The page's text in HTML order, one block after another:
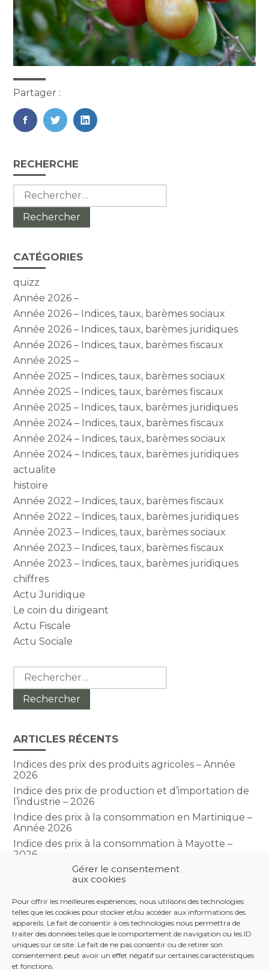
Gérer le consentement
aux cookies
Pour offrir les meilleures expériences, nous utilisons des technologies
telles que les cookies pour stocker et/ou accéder aux informations des
appareils. Le fait de consentir à ces technologies nous permettra de
traiter des données telles que le comportement de navigation ou les ID
uniques sur ce site. Le fait de ne pas consentir ou de retirer son
consentement peut avoir un effet négatif sur certaines caractéristiques
et fonctions.
Partager :
FaceBook
TwitterLinkedIn
Blog
sidebar
RECHERCHE
Rechercher :
CATÉGORIES
quizz
Année 2026 –
Année 2026 – Indices, taux, barèmes sociaux
Année 2026 – Indices, taux, barèmes juridiques
Année 2026 – Indices, taux, barèmes fiscaux
Année 2025 –
Année 2025 – Indices, taux, barèmes sociaux
Année 2025 – Indices, taux, barèmes fiscaux
Année 2025 – Indices, taux, barèmes juridiques
Année 2024 – Indices, taux, barèmes fiscaux
Année 2024 – Indices, taux, barèmes sociaux
Année 2024 – Indices, taux, barèmes juridiques
actualite
histoire
Année 2022 – Indices, taux, barèmes fiscaux
Année 2022 – Indices, taux, barèmes juridiques
Année 2023 – Indices, taux, barèmes sociaux
Année 2023 – Indices, taux, barèmes fiscaux
Année 2023 – Indices, taux, barèmes juridiques
chiffres
Actu Juridique
Le coin du dirigeant
Actu Fiscale
Actu Sociale
Rechercher :
ARTICLES RÉCENTS
Indices des prix des produits agricoles – Année
2026
Indice des prix de production et d’importation de
l’industrie – 2026
Indice des prix à la consommation en Martinique –
Année 2026
Indice des prix à la consommation à Mayotte –
2026
Indice du climat des affaires dans le BTP – Année
COMMENTAIRES RÉCENTS